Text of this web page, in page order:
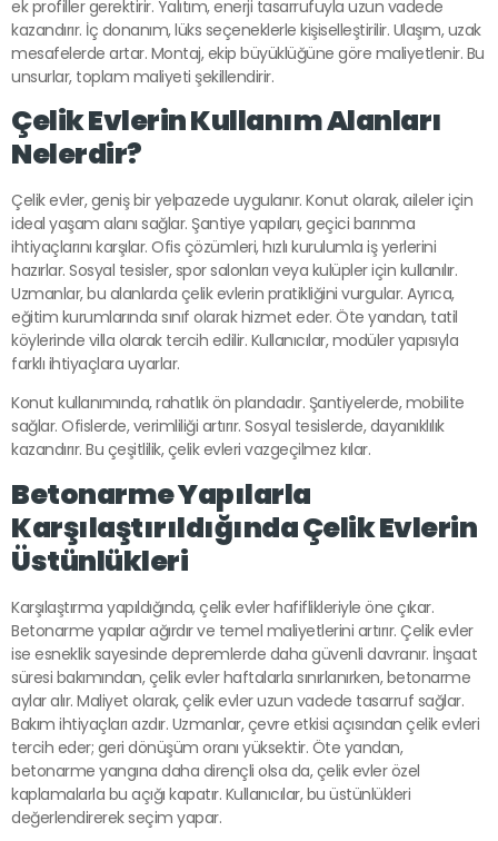
ek profiller gerektirir. Yalıtım, enerji tasarrufuyla uzun vadede
kazandırır. İç donanım, lüks seçeneklerle kişiselleştirilir. Ulaşım, uzak
mesafelerde artar. Montaj, ekip büyüklüğüne göre maliyetlenir. Bu
unsurlar, toplam maliyeti şekillendirir.
Çelik Evlerin Kullanım Alanları
Nelerdir?
Çelik evler, geniş bir yelpazede uygulanır. Konut olarak, aileler için
ideal yaşam alanı sağlar. Şantiye yapıları, geçici barınma
ihtiyaçlarını karşılar. Ofis çözümleri, hızlı kurulumla iş yerlerini
hazırlar. Sosyal tesisler, spor salonları veya kulüpler için kullanılır.
Uzmanlar, bu alanlarda çelik evlerin pratikliğini vurgular. Ayrıca,
eğitim kurumlarında sınıf olarak hizmet eder. Öte yandan, tatil
köylerinde villa olarak tercih edilir. Kullanıcılar, modüler yapısıyla
farklı ihtiyaçlara uyarlar.
Konut kullanımında, rahatlık ön plandadır. Şantiyelerde, mobilite
sağlar. Ofislerde, verimliliği artırır. Sosyal tesislerde, dayanıklılık
kazandırır. Bu çeşitlilik, çelik evleri vazgeçilmez kılar.
Betonarme Yapılarla
Karşılaştırıldığında Çelik Evlerin
Üstünlükleri
Karşılaştırma yapıldığında, çelik evler hafiflikleriyle öne çıkar.
Betonarme yapılar ağırdır ve temel maliyetlerini artırır. Çelik evler
ise esneklik sayesinde depremlerde daha güvenli davranır. İnşaat
süresi bakımından, çelik evler haftalarla sınırlanırken, betonarme
aylar alır. Maliyet olarak, çelik evler uzun vadede tasarruf sağlar.
Bakım ihtiyaçları azdır. Uzmanlar, çevre etkisi açısından çelik evleri
tercih eder; geri dönüşüm oranı yüksektir. Öte yandan,
betonarme yangına daha dirençli olsa da, çelik evler özel
kaplamalarla bu açığı kapatır. Kullanıcılar, bu üstünlükleri
değerlendirerek seçim yapar.